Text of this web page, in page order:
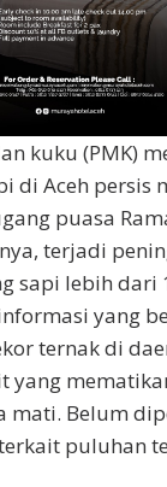
kuku (PMK)
di Aceh persis
puasa
terjadi
sapi lebih dari
yang
ternak di
yang
mati. Belum
puluhan